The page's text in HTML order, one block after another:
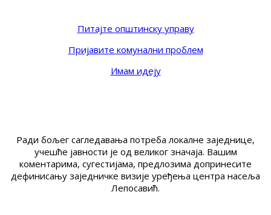
Питајте општинску управу
Пријавите комунални проблем
Имам идеју
Ради бољег сагледавања потреба локалне заједнице,
учешће јавности је од великог значаја. Вашим
коментарима, сугестијама, предлозима допринесите
дефинисању заједничке визије уређења центра насеља
Лепосавић.